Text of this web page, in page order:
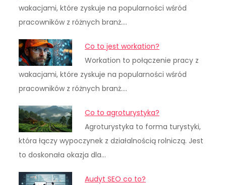
wakacjami, które zyskuje na popularności wśród
pracowników z różnych branż.…
Co to jest workation?
Workation to połączenie pracy z
wakacjami, które zyskuje na popularności wśród
pracowników z różnych branż.…
Co to agroturystyka?
Agroturystyka to forma turystyki,
która łączy wypoczynek z działalnością rolniczą. Jest
to doskonała okazja dla…
Audyt SEO co to?